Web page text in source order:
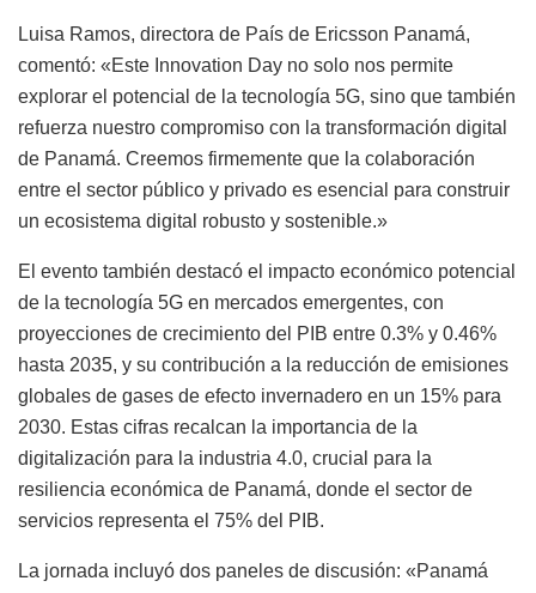
Luisa Ramos, directora de País de Ericsson Panamá,
comentó: «Este Innovation Day no solo nos permite
explorar el potencial de la tecnología 5G, sino que también
refuerza nuestro compromiso con la transformación digital
de Panamá. Creemos firmemente que la colaboración
entre el sector público y privado es esencial para construir
un ecosistema digital robusto y sostenible.»
El evento también destacó el impacto económico potencial
de la tecnología 5G en mercados emergentes, con
proyecciones de crecimiento del PIB entre 0.3% y 0.46%
hasta 2035, y su contribución a la reducción de emisiones
globales de gases de efecto invernadero en un 15% para
2030. Estas cifras recalcan la importancia de la
digitalización para la industria 4.0, crucial para la
resiliencia económica de Panamá, donde el sector de
servicios representa el 75% del PIB.
La jornada incluyó dos paneles de discusión: «Panamá